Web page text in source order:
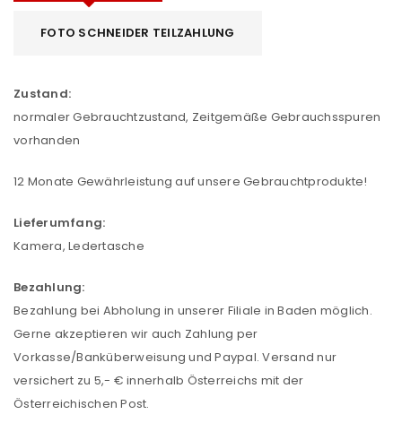
FOTO SCHNEIDER TEILZAHLUNG
Zustand:
normaler Gebrauchtzustand, Zeitgemäße Gebrauchsspuren
vorhanden
12 Monate Gewährleistung auf unsere Gebrauchtprodukte!
Lieferumfang:
Kamera, Ledertasche
Bezahlung:
Bezahlung bei Abholung in unserer Filiale in Baden möglich.
Gerne akzeptieren wir auch Zahlung per
Vorkasse/Banküberweisung und Paypal. Versand nur
versichert zu 5,- € innerhalb Österreichs mit der
Österreichischen Post.